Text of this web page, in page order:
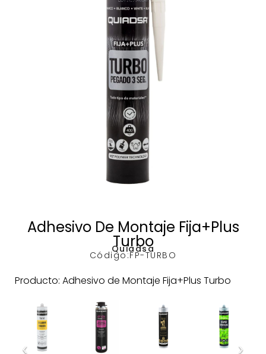
Adhesivo De Montaje Fija+Plus
Turbo
Quiadsa
Código:FP-TURBO
Producto: Adhesivo de Montaje Fija+Plus Turbo
‹ ›